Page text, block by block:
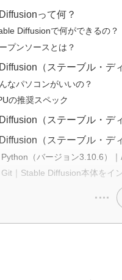
って何？
Diffusionで何ができるの？
プンソースとは？
（ステーブル・デ
なパソコンがいいの？
の推奨スペック
（ステーブル・デ
（ステーブル・デ
（バージョン3.10.6）｜
｜Stable Diffusion本体をイ